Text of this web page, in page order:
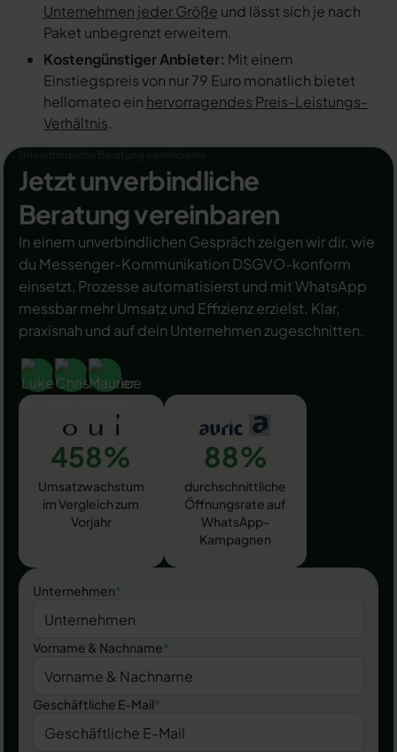
Unternehmen jeder Größe und lässt sich je nach
Paket unbegrenzt erweitern.
Kostengünstiger Anbieter: Mit einem
Einstiegspreis von nur 79 Euro monatlich bietet
hellomateo ein hervorragendes Preis-Leistungs-
Verhältnis.
Jetzt unverbindliche
Beratung vereinbaren
In einem unverbindlichen Gespräch zeigen wir dir, wie
du Messenger-Kommunikation DSGVO-konform
einsetzt, Prozesse automatisierst und mit WhatsApp
messbar mehr Umsatz und Effizienz erzielst. Klar,
praxisnah und auf dein Unternehmen zugeschnitten.
458%
Umsatzwachstum
im Vergleich zum
Vorjahr
88%
durchschnittliche
Öffnungsrate auf
WhatsApp-
Kampagnen
Unternehmen*
Vorname & Nachname*
Geschäftliche E-Mail*